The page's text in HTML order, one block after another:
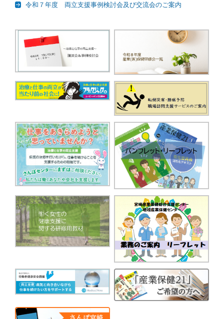
令和７年度 両立支援事例検討会及び交流会のご案内